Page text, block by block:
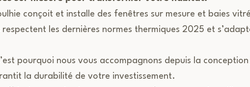
conçoit et installe des fenêtres sur mesure et baies
respectent les dernières normes thermiques 2025 et
pourquoi nous vous accompagnons depuis la
la durabilité de votre investissement.